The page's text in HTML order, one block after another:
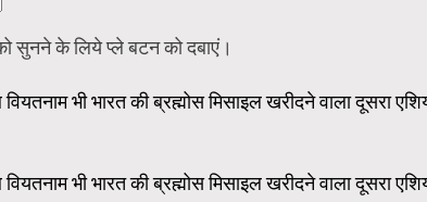
भी भारत की ब्रह्मोस मिसाइल खरीदने वाला दूसरा
भी भारत की ब्रह्मोस मिसाइल खरीदने वाला दूसरा